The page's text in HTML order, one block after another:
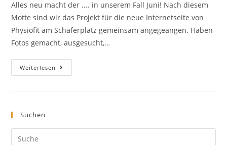
Alles neu macht der .... in unserem Fall Juni! Nach diesem
Motte sind wir das Projekt für die neue Internetseite von
Physiofit am Schäferplatz gemeinsam angegeangen. Haben
Fotos gemacht, ausgesucht,…
Weiterlesen
Suchen